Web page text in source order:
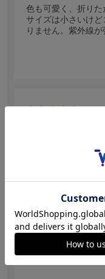
色も可愛く、折りた
サイズは小さいけ
りません。紫外線
驚きの軽さ な
とにかく軽くて可
傘を差さない時はカ
人に持ってもらっ